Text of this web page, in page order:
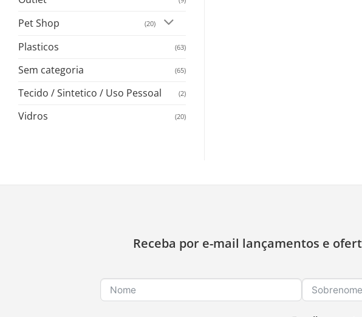
Pet Shop (20)
Plasticos (63)
Sem categoria (65)
Tecido / Sintetico / Uso Pessoal (2)
Vidros (20)
Receba por e-mail lançamentos e